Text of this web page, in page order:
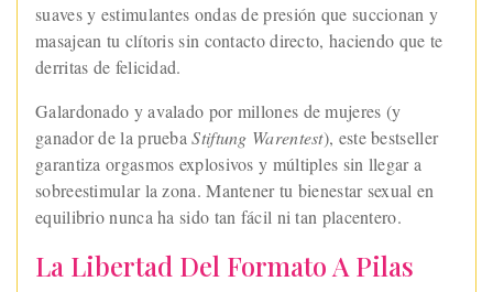
suaves y estimulantes ondas de presión que succionan y
masajean tu clítoris sin contacto directo, haciendo que te
derritas de felicidad.
Galardonado y avalado por millones de mujeres (y
ganador de la pruebaStiftung Warentest), este bestseller
garantiza orgasmos explosivos y múltiples sin llegar a
sobreestimular la zona. Mantener tu bienestar sexual en
equilibrio nunca ha sido tan fácil ni tan placentero.
La Libertad Del Formato A Pilas